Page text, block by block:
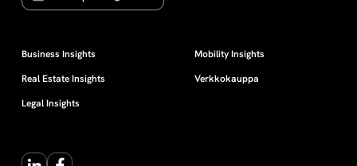
d
e
t
Business Insights
Real Estate Insights
Legal Insights
Mobility Insights
Verkkokauppa
LinkedInFacebook